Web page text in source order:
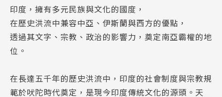
印度，擁有多元民族與文化的國度，
在歷史洪流中兼容中亞、伊斯蘭與西方的優點，
透過其文字、宗教、政治的影響力，奠定南亞霸權的地
位。
在長達五千年的歷史洪流中，印度的社會制度與宗教規
範於吠陀時代奠定，是現今印度傳統文化的源頭。天